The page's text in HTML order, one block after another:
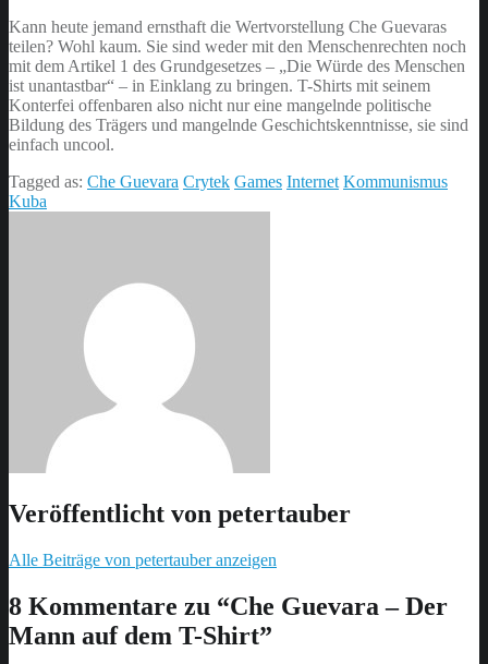
Kann heute jemand ernsthaft die Wertvorstellung Che Guevaras
teilen? Wohl kaum. Sie sind weder mit den Menschenrechten noch
mit dem Artikel 1 des Grundgesetzes – „Die Würde des Menschen
ist unantastbar“ – in Einklang zu bringen. T-Shirts mit seinem
Konterfei offenbaren also nicht nur eine mangelnde politische
Bildung des Trägers und mangelnde Geschichtskenntnisse, sie sind
einfach uncool.
Tagged as: Che Guevara Crytek Games Internet Kommunismus
Kuba
Veröffentlicht von petertauber
Alle Beiträge von petertauber anzeigen
back
to
main
8 Kommentare zu “Che Guevara – Der
Mann auf dem T-Shirt”